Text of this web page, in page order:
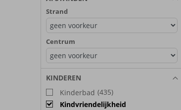
Strand
Centrum
KINDEREN
Kinderbad (435)
Kindvriendelijkheid